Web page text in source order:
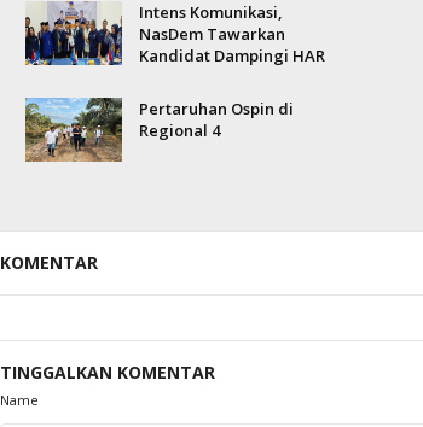
Intens Komunikasi,
NasDem Tawarkan
Kandidat Dampingi HAR
Pertaruhan Ospin di
Regional 4
KOMENTAR
TINGGALKAN KOMENTAR
Name